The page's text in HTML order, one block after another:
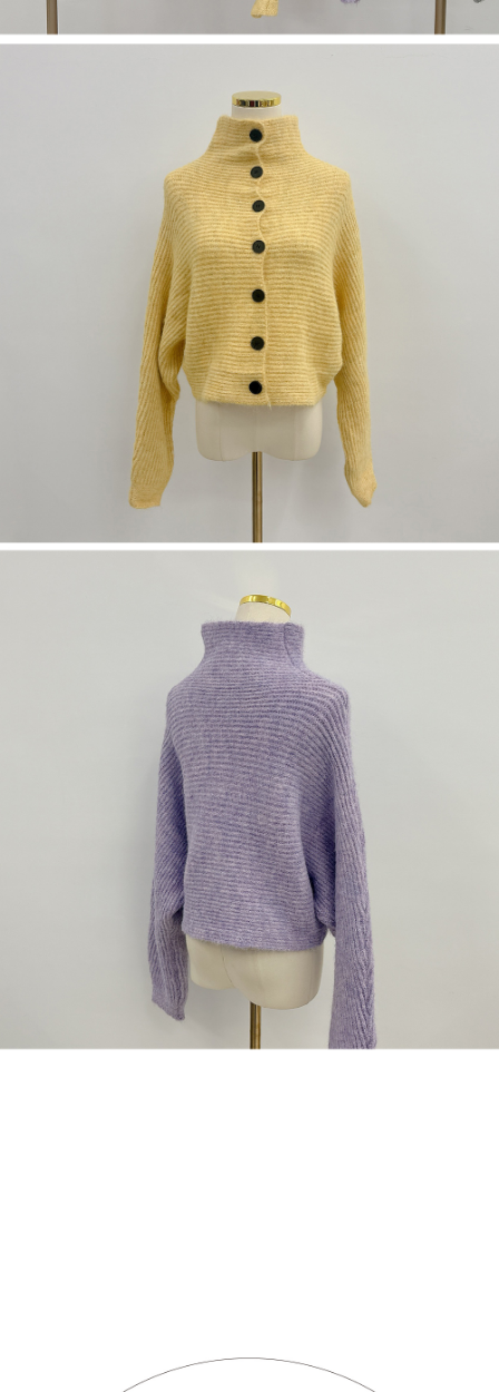
2. Pilihan kaedah pembayaran "Pembayaran Ansuran Gogo", selepas
pesanan ditubuhkan, akan secara automatik dialihkan ke proses
mengesahkan pembayaran, transaksi akan selesai.
3. Jumlah kelulusan sebenar, bilangan ansuran dan jumlah bayaran
adalah berdasarkan halaman pengesahan transaksi seterusnya.
4. Dalam masa 30 minit selepas pesanan ditubuhkan, jika tidak pergi
untuk mengesahkan transaksi atau jika tidak lulus semakan, pesanan
akan dibatalkan secara automatik. Jika terdapat situasi "pindah untuk
semakan khusus" yang tidak lulus, ini menunjukkan bahawa sistem
penilaian tidak mencukupi, tiada penjelasan mengenai kandungan
penilaian boleh diberikan.
【Penerangan Kaedah Pembayaran】
1. Pembayaran ansuran tidak digabungkan dalam bil telekomunikasi,
"Pembayaran Ansuran Gogo" akan menghantar SMS peringatan
pembayaran selepas tarikh penyelesaian bulanan.
2. Melalui pautan SMS untuk membuka bil, anda boleh memilih untuk
membayar melalui "Kod bar kedai serbaneka / Kedai rasmi Taiwan
Mobile / Pemindahan bank / Pembayaran J街口 / iPASS MONEY" dan
【Nota Penting】
1. Perkhidmatan ini disediakan oleh "Taiwan Mobile Co., Ltd." untuk
perkhidmatan ini semasa transaksi, dan kedai akan menyerahkan hak
2. Berdasarkan tujuan kontrak persetujuan pembayaran menggunakan
"Pembayaran Ansuran Gogo", kedai akan memberikan maklumat peribadi
anda (termasuk nama, telefon atau alamat) kepada Taiwan Mobile untuk
pengumpulan, pemprosesan dan penggunaan, untuk pengesahan,
semakan dan pembetulan data yang diperlukan untuk bil ansuran oleh
3. Sila baca syarat perkhidmatan pengguna secara lengkap melalui
pautan berikut: https://oppay.tw/userRule
peribadi yang disenaraikan seperti di atas akan dikumpul dan digunakan
oleh AFTEE, sila jangan gunakan perkhidmatan ini.